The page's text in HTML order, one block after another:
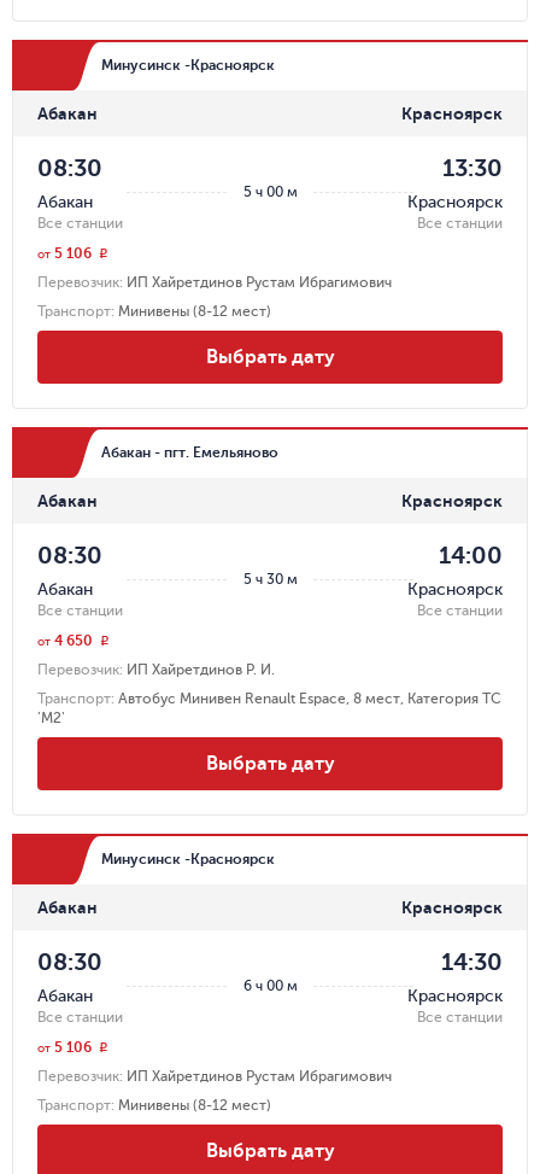
Минусинск -Красноярск
Абакан Красноярск
5 ч 00 м
08:30
Абакан
Все станции
13:30
Красноярск
Все станции
Перевозчик: ИП Хайретдинов Рустам Ибрагимович
Транспорт: Минивены (8-12 мест)
от 5 106 r
Выбрать дату
Абакан - пгт. Емельяново
Абакан Красноярск
5 ч 30 м
08:30
Абакан
Все станции
14:00
Красноярск
Все станции
Перевозчик: ИП Хайретдинов Р. И.
Транспорт: Автобус Минивен Renault Espace, 8 мест, Категория ТС
'М2'
от 4 650 r
Выбрать дату
Минусинск -Красноярск
Абакан Красноярск
6 ч 00 м
08:30
Абакан
Все станции
14:30
Красноярск
Все станции
Перевозчик: ИП Хайретдинов Рустам Ибрагимович
Транспорт: Минивены (8-12 мест)
от 5 106 r
Выбрать дату